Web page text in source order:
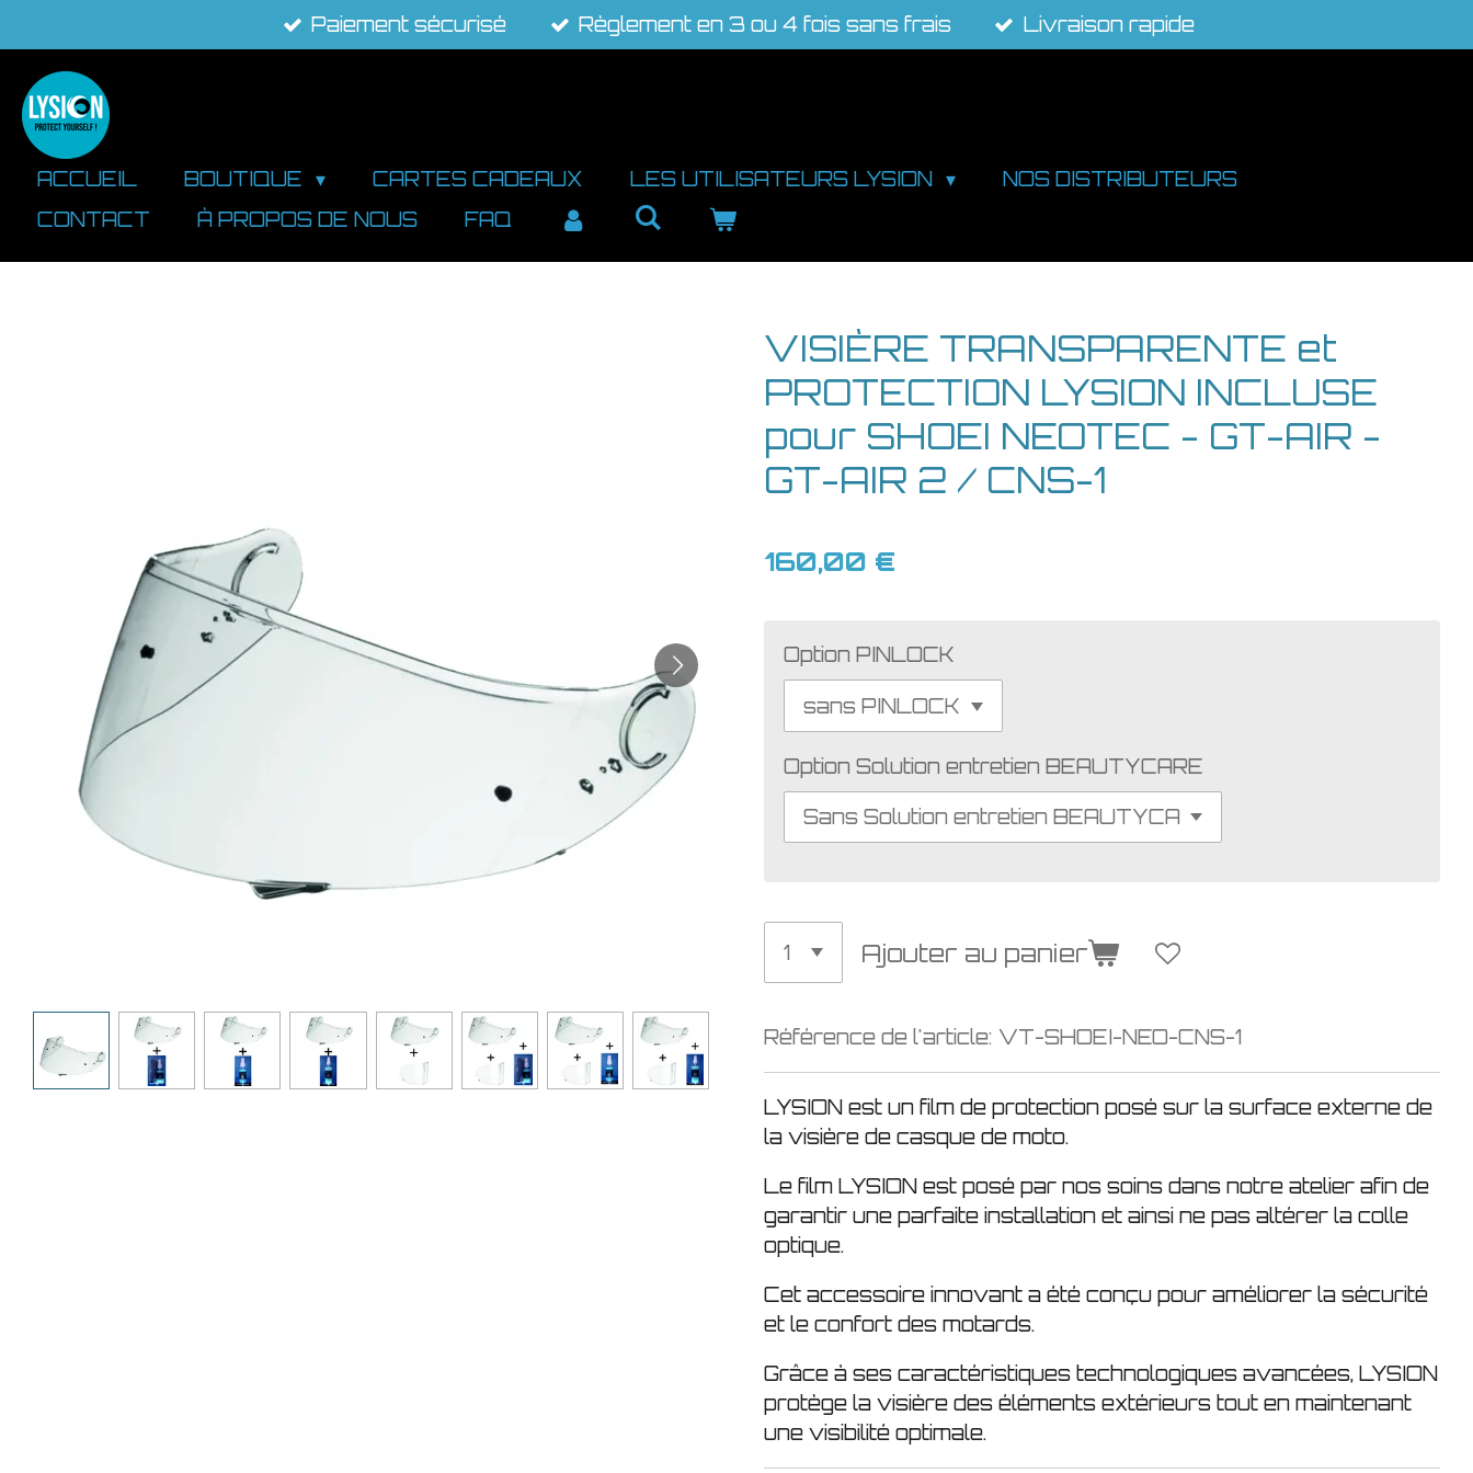
au
contenu
principal
Paiement sécurisé Règlement en 3 ou 4 fois sans frais Livraison rapide
ACCUEIL BOUTIQUE CARTES CADEAUX LES UTILISATEURS LYSION
NOS DISTRIBUTEURS
CONTACT
À PROPOS DE NOUS FAQ
VISIÈRE TRANSPARENTE et
PROTECTION LYSION INCLUSE
pour SHOEI NEOTEC - GT-AIR -
GT-AIR 2 / CNS-1
160,00 €
Option PINLOCK
Option Solution entretien BEAUTYCARE
Ajouter au panier
Référence de l'article: VT-SHOEI-NEO-CNS-1
LYSION est un film de protection posé sur la surface externe de
la visière de casque de moto.
Le film LYSION est posé par nos soins dans notre atelier afin de
garantir une parfaite installation et ainsi ne pas altérer la colle
optique.
Cet accessoire innovant a été conçu pour améliorer la sécurité
et le confort des motards.
Grâce à ses caractéristiques technologiques avancées, LYSION
protège la visière des éléments extérieurs tout en maintenant
une visibilité optimale.